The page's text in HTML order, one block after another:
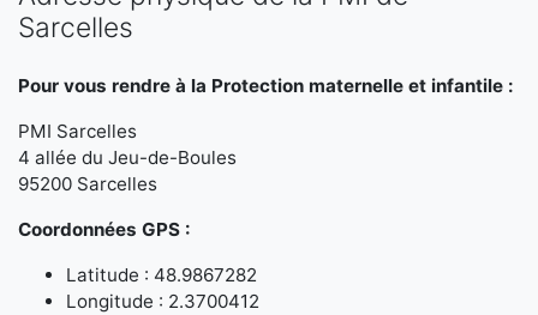
Sarcelles
Pour vous rendre à la Protection maternelle et infantile :
PMI Sarcelles
4 allée du Jeu-de-Boules
95200 Sarcelles
Coordonnées GPS :
Latitude : 48.9867282
Longitude : 2.3700412